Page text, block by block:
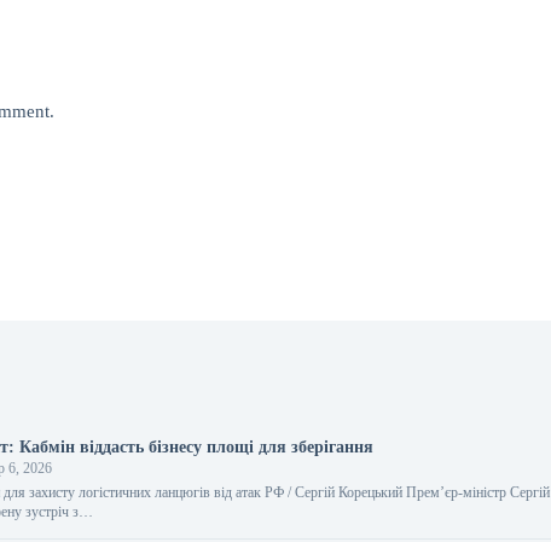
Кабмін віддасть бізнесу площі для зберігання
6, 2026
захисту логістичних ланцюгів від атак РФ / Сергій Корецький Прем’єр-міністр Сергій
зустріч з…